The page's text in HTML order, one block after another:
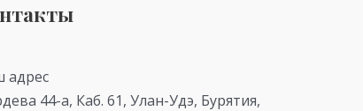
адрес
44-а, Каб. 61, Улан-Удэ, Бурятия,